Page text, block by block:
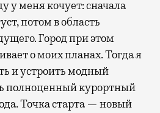
потом в область
Город при этом
о моих планах. Тогда я
и устроить модный
полноценный курортный
Точка старта — новый